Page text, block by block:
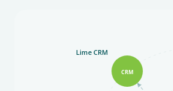
CRM
Lime CRM